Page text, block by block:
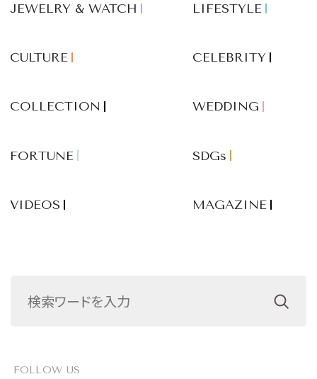
JEWELRY & WATCH LIFESTYLE
CULTURE CELEBRITY
COLLECTION WEDDING
FORTUNE SDGs
VIDEOS MAGAZINE
FOLLOW US